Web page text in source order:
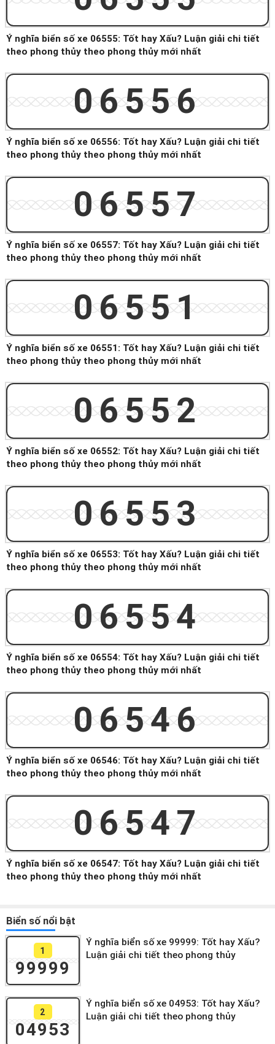
Ý nghĩa biển số xe 06555: Tốt hay Xấu? Luận giải chi tiết
theo phong thủy theo phong thủy mới nhất
06556
Ý nghĩa biển số xe 06556: Tốt hay Xấu? Luận giải chi tiết
theo phong thủy theo phong thủy mới nhất
06557
Ý nghĩa biển số xe 06557: Tốt hay Xấu? Luận giải chi tiết
theo phong thủy theo phong thủy mới nhất
06551
Ý nghĩa biển số xe 06551: Tốt hay Xấu? Luận giải chi tiết
theo phong thủy theo phong thủy mới nhất
06552
Ý nghĩa biển số xe 06552: Tốt hay Xấu? Luận giải chi tiết
theo phong thủy theo phong thủy mới nhất
06553
Ý nghĩa biển số xe 06553: Tốt hay Xấu? Luận giải chi tiết
theo phong thủy theo phong thủy mới nhất
06554
Ý nghĩa biển số xe 06554: Tốt hay Xấu? Luận giải chi tiết
theo phong thủy theo phong thủy mới nhất
06546
Ý nghĩa biển số xe 06546: Tốt hay Xấu? Luận giải chi tiết
theo phong thủy theo phong thủy mới nhất
06547
Ý nghĩa biển số xe 06547: Tốt hay Xấu? Luận giải chi tiết
theo phong thủy theo phong thủy mới nhất
Biển số nổi bật
1
99999
Ý nghĩa biển số xe 99999: Tốt hay Xấu?
Luận giải chi tiết theo phong thủy
2
04953
Ý nghĩa biển số xe 04953: Tốt hay Xấu?
Luận giải chi tiết theo phong thủy